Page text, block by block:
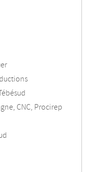
CNC, Procirep